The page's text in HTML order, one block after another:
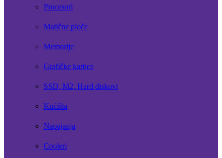
Procesori
Matične ploče
Memorije
Grafičke kartice
SSD, M2, Hard diskovi
Kućišta
Napajanja
Cooleri